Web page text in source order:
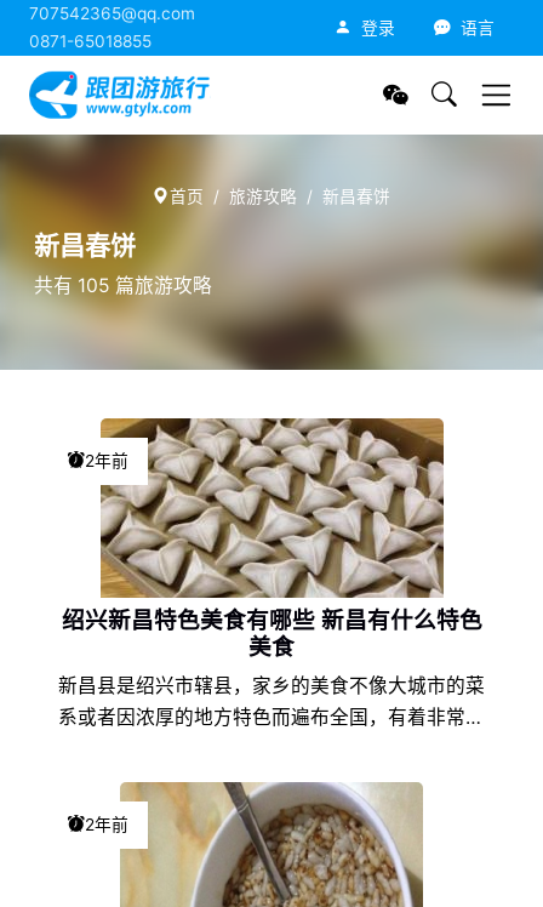
707542365@qq.com
0871-65018855
登录 语言
首页 旅游攻略 新昌春饼
新昌春饼
共有 105 篇旅游攻略
2年前
绍兴新昌特色美食有哪些 新昌有什么特色
美食
新昌县是绍兴市辖县，家乡的美食不像大城市的菜
系或者因浓厚的地方特色而遍布全国，有着非常独
吃，每一个都很美味。
2年前